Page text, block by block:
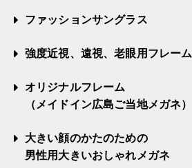
ファッションサングラス
強度近視、遠視、老眼用フレーム
オリジナルフレーム
（メイドイン広島ご当地メガネ）
大きい顔のかたのための
男性用大きいおしゃれメガネ